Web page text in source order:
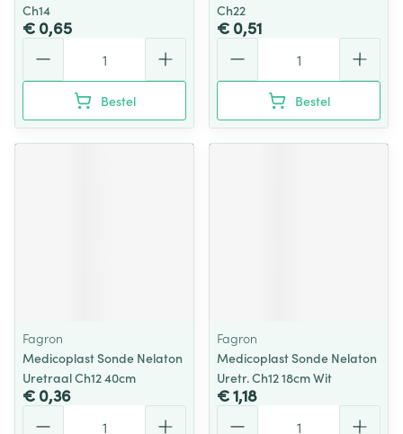
Ch14
€ 0,65
Bestel
Ch22
€ 0,51
Bestel
Fagron
Medicoplast Sonde Nelaton
Uretraal Ch12 40cm
€ 0,36
Fagron
Medicoplast Sonde Nelaton
Uretr. Ch12 18cm Wit
€ 1,18